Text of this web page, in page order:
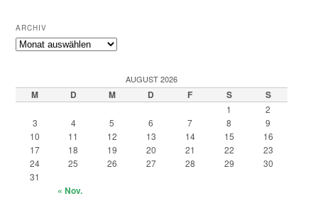
ARCHIV
Archiv
AUGUST 2026
M D M D F S S
1
2
3
4 5 6 7 8
9
10
11 12 13 14 15
16
17
18 19 20 21 22
23
24
25 26 27 28 29
30
31
« Nov.